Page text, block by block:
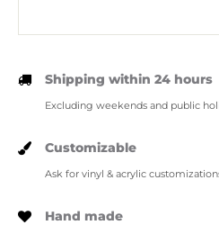
Shipping within 24 hours
Excluding weekends and public
Customizable
Ask for vinyl & acrylic
Hand made